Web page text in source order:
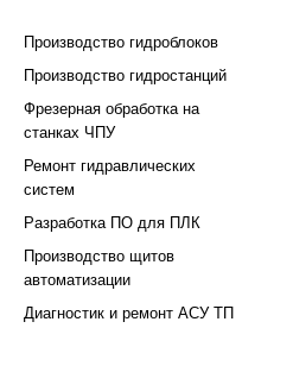
Производство гидроблоков
Производство гидростанций
Фрезерная обработка на
станках ЧПУ
Ремонт гидравлических
систем
Разработка ПО для ПЛК
Производство щитов
автоматизации
Диагностик и ремонт АСУ ТП